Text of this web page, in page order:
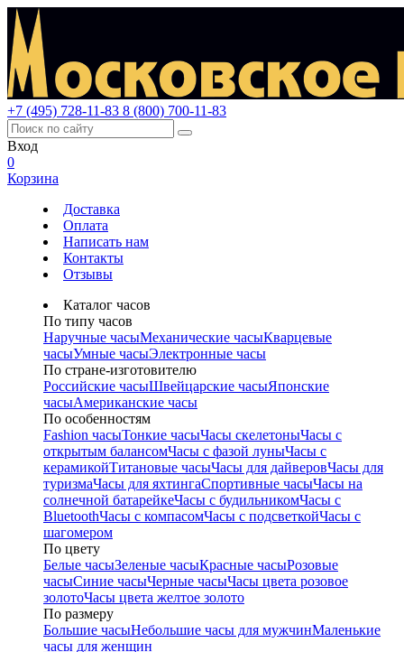
+7 (495) 728-11-83 8 (800) 700-11-83
Вход
0
Корзина
Доставка
Оплата
Написать нам
Контакты
Отзывы
Каталог часов
По типу часов
Наручные часыМеханические часыКварцевые
часыУмные часыЭлектронные часы
По стране-изготовителю
Российские часыШвейцарские часыЯпонские
часыАмериканские часы
По особенностям
Fashion часыТонкие часыЧасы скелетоныЧасы с
открытым балансомЧасы с фазой луныЧасы с
керамикойТитановые часыЧасы для дайверовЧасы для
туризмаЧасы для яхтингаСпортивные часыЧасы на
солнечной батарейкеЧасы с будильникомЧасы с
BluetoothЧасы с компасомЧасы с подсветкойЧасы с
шагомером
По цвету
Белые часыЗеленые часыКрасные часыРозовые
часыСиние часыЧерные часыЧасы цвета розовое
золотоЧасы цвета желтое золото
По размеру
Большие часыНебольшие часы для мужчинМаленькие
часы для женщин